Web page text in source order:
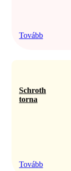
Tovább
Schroth
torna
Tovább